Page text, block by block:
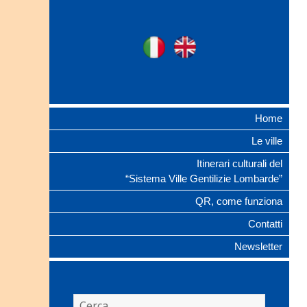
Ville Gentilizie
Ita
Home
Le ville
Itinerari culturali del
“Sistema Ville Gentilizie Lombarde”
QR, come funziona
Contatti
Newsletter
Ricerca